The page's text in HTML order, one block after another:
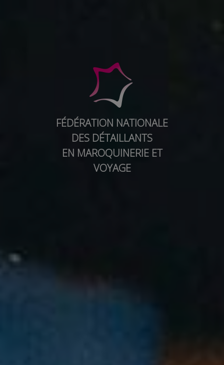
FÉDÉRATION NATIONALE
DES DÉTAILLANTS
EN MAROQUINERIE ET
VOYAGE